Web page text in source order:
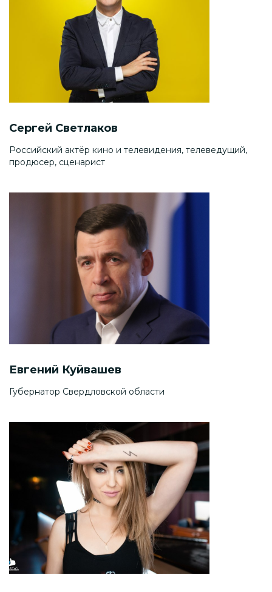
Сергей Светлаков
Российский актёр кино и телевидения, телеведущий,
продюсер, сценарист
Евгений Куйвашев
Губернатор Свердловской области